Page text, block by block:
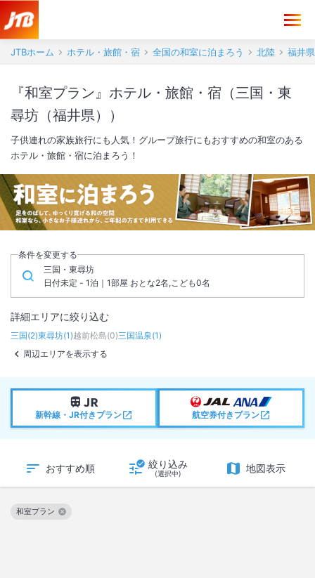
JTBホーム ホテル・旅館・宿 全国の和室に泊まろう 北陸 福井県
『和室プラン』ホテル・旅館・宿（三国・東
尋坊（福井県））
子供連れの家族旅行にも人気！グループ旅行にもおすすめの和室のある
ホテル・旅館・宿に泊まろう！
条件を変更する
三国・東尋坊
日付未定 - 1泊｜1部屋 おとな2名,こども0名
詳細エリアに絞り込む
三国(2)東尋坊(1)越前松島(0)三国温泉(1)
周辺エリアを表示する
新幹線・JR付きプラン 航空券付きプラン
おすすめ順 絞り込み
(選択中) 地図表示
和室プラン
この絞り込み条件を解除